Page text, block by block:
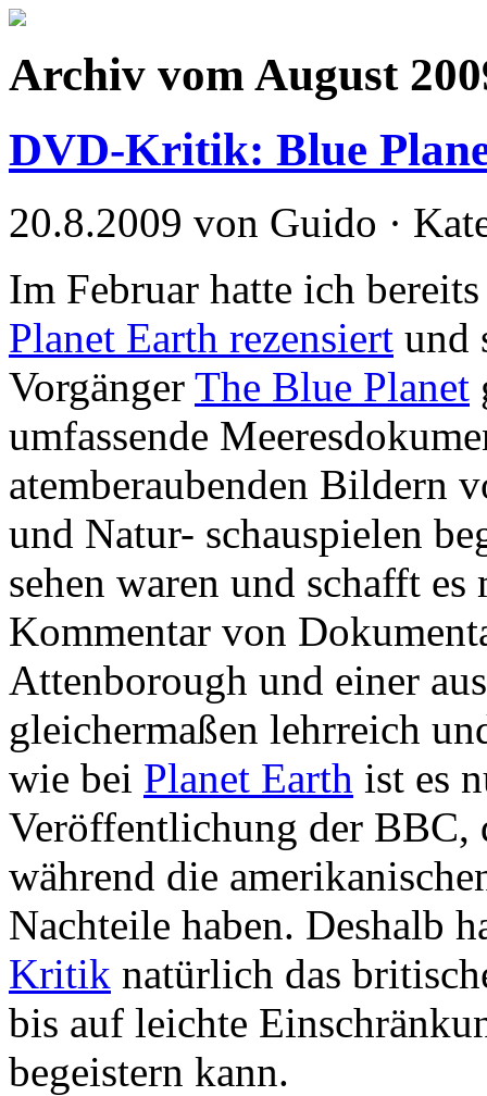
Archiv vom August
DVD-Kritik: Blue
20.8.2009 von Guido ·
Im Februar hatte ich
Planet Earth rezensiert und
Vorgänger The Blue Planet
umfassende
atemberaubenden Bildern
und Natur- schauspielen
sehen waren und schafft
Kommentar von
Attenborough und einer
gleichermaßen lehrreich
wie bei Planet Earth ist es
Veröffentlichung der
während die
Nachteile haben. Deshalb
Kritik natürlich das
bis auf leichte
begeistern kann.